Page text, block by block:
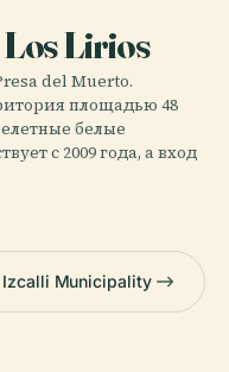
Lirios
del Muerto.
площадью 48
белые
с 2009 года, а вход
Izcalli Municipality